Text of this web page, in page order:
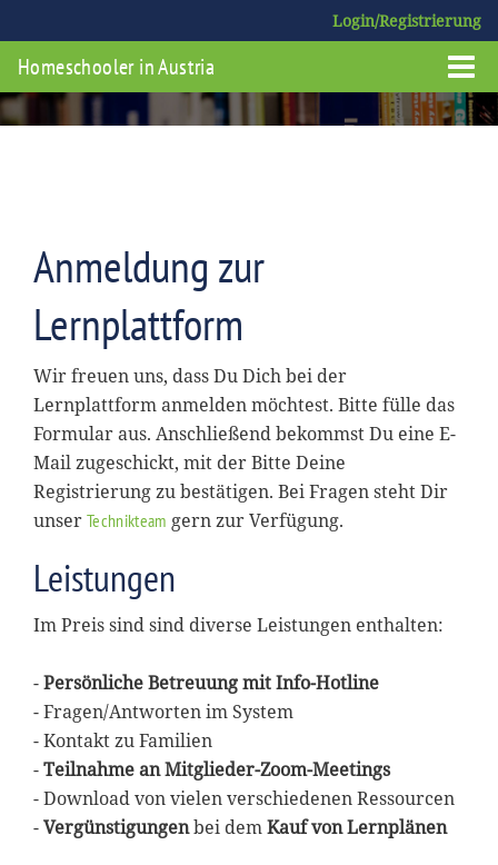
Login/Registrierung
Homeschooler in Austria
Anmeldung zur
Lernplattform
Wir freuen uns, dass Du Dich bei der
Lernplattform anmelden möchtest. Bitte fülle das
Formular aus. Anschließend bekommst Du eine E-
Mail zugeschickt, mit der Bitte Deine
Registrierung zu bestätigen. Bei Fragen steht Dir
unser Technikteam gern zur Verfügung.
Leistungen
Im Preis sind sind diverse Leistungen enthalten:
-Persönliche Betreuung mit Info-Hotline
- Fragen/Antworten im System
- Kontakt zu Familien
-Teilnahme an Mitglieder-Zoom-Meetings
- Download von vielen verschiedenen Ressourcen
-Vergünstigungenbei demKauf von Lernplänen